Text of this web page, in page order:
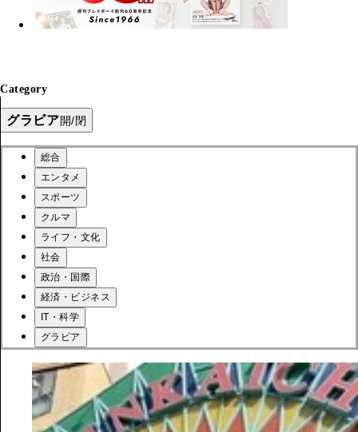
Category
グラビア開/閉
総合
エンタメ
スポーツ
クルマ
ライフ・文化
社会
政治・国際
経済・ビジネス
IT・科学
グラビア